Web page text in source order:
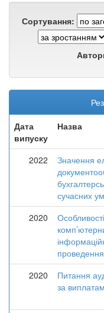
Сортування:
Дата
випуску
Назва
2022
Значення
сучасних
2020
2020
Питання
за